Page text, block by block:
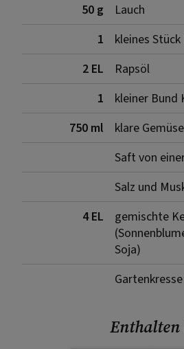
50 g
Lauch
1
kleines
2 EL
Rapsöl
1
kleiner Bund
750 ml
klare
Saft von
Salz und
4 EL
gemischte
Soja)